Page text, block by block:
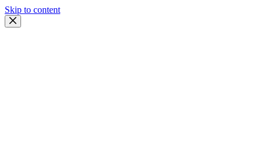
Skip to content